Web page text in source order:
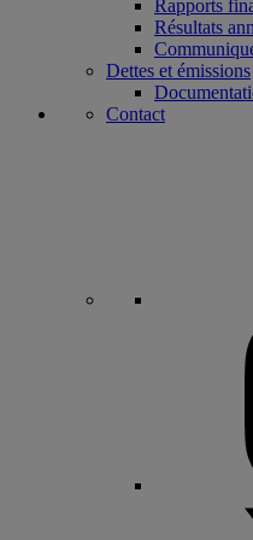
Rapports
Résultats
Dettes et émissions
Contact